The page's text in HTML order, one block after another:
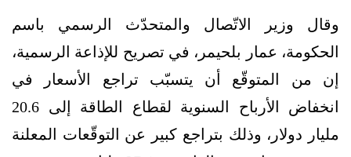
وقال وزير الاتّصال والمتحدّث الرسمي باسم
الحكومة، عمار بلحيمر، في تصريح للإذاعة الرسمية،
إن من المتوقّع أن يتسبّب تراجع الأسعار في
انخفاض الأرباح السنوية لقطاع الطاقة إلى 20.6
مليار دولار، وذلك بتراجع كبير عن التوقّعات المعلنة